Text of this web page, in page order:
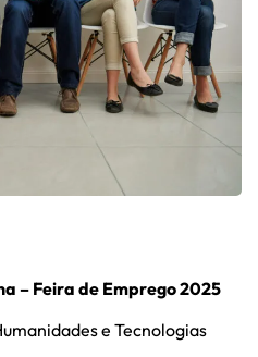
– Feira de Emprego 2025
e Tecnologias